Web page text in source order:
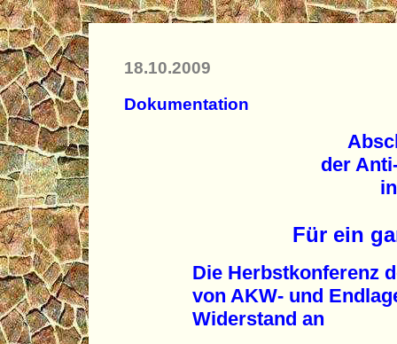
18.10.2009
Dokumentation
der
Für ein
Die Herbstkonferenz
von AKW- und
Widerstand an